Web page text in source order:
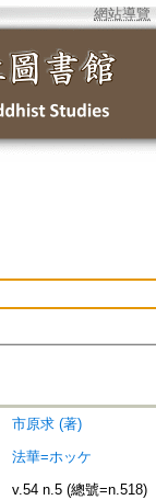
網站導覽
市原求 (著)
法華=ホッケ
v.54 n.5 (總號=n.518)